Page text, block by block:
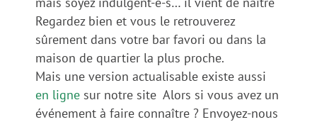
Regardez bien et vous le retrouverez
sûrement dans votre bar favori ou dans la
maison de quartier la plus proche.
Mais une version actualisable existe aussi
en ligne sur notre site Alors si vous avez un
événement à faire connaître ? Envoyez-nous